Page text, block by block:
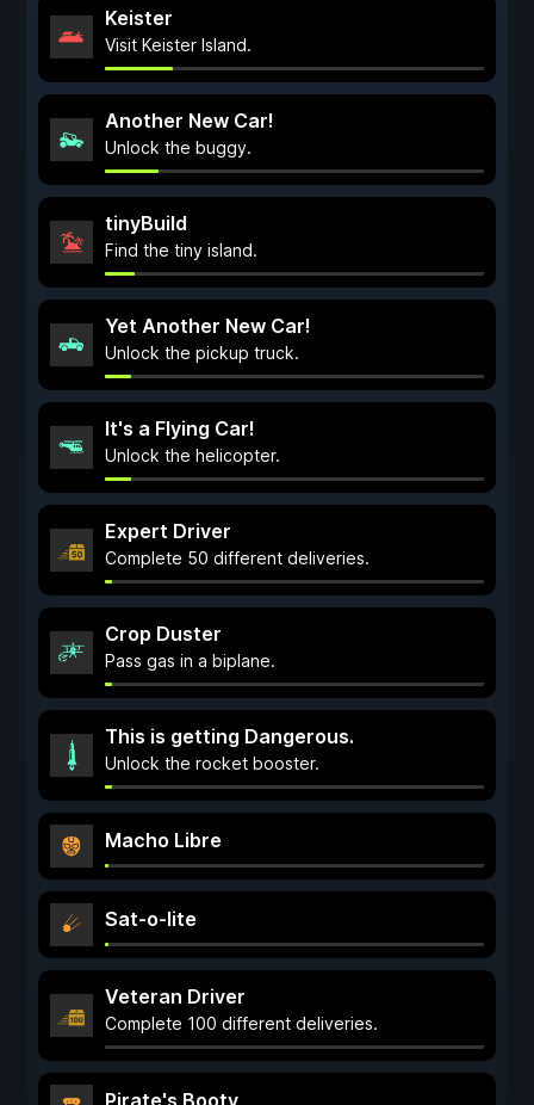
Keister
Visit Keister Island.
Another New Car!
Unlock the buggy.
tinyBuild
Find the tiny island.
Yet Another New Car!
Unlock the pickup truck.
It's a Flying Car!
Unlock the helicopter.
Expert Driver
Complete 50 different deliveries.
Crop Duster
Pass gas in a biplane.
This is getting Dangerous.
Unlock the rocket booster.
Macho Libre
Sat-o-lite
Veteran Driver
Complete 100 different deliveries.
Pirate's Booty